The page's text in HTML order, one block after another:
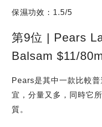
保濕功效：1.5/5
第9位 | Pears
Balsam $11/
Pears是其中一款比較
宜，分量又多，同時它
質。